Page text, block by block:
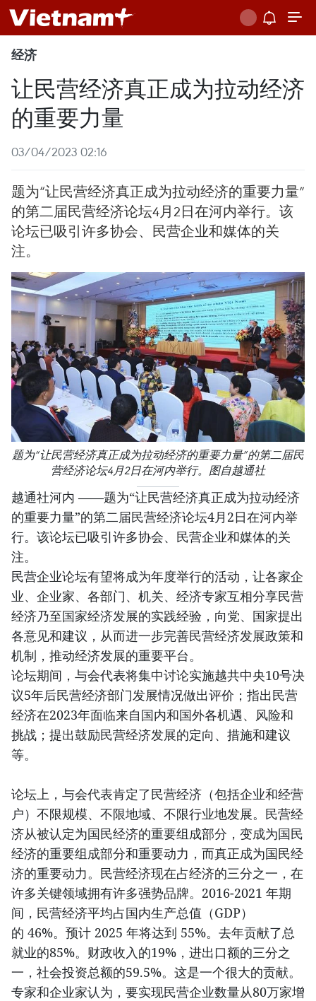
经济
让民营经济真正成为拉动经济
的重要力量
03/04/2023 02:16
题为“让民营经济真正成为拉动经济的重要力量”
的第二届民营经济论坛4月2日在河内举行。该
论坛已吸引许多协会、民营企业和媒体的关
注。
题为“让民营经济真正成为拉动经济的重要力量”的第二届民
营经济论坛4月2日在河内举行。图自越通社
越通社河内 ——题为“让民营经济真正成为拉动经济
的重要力量”的第二届民营经济论坛4月2日在河内举
行。该论坛已吸引许多协会、民营企业和媒体的关
注。
民营企业论坛有望将成为年度举行的活动，让各家企
业、企业家、各部门、机关、经济专家互相分享民营
经济乃至国家经济发展的实践经验，向党、国家提出
各意见和建议，从而进一步完善民营经济发展政策和
机制，推动经济发展的重要平台。
论坛期间，与会代表将集中讨论实施越共中央10号决
议5年后民营经济部门发展情况做出评价；指出民营
经济在2023年面临来自国内和国外各机遇、风险和
挑战；提出鼓励民营经济发展的定向、措施和建议
等。
论坛上，与会代表肯定了民营经济（包括企业和经营
户）不限规模、不限地域、不限行业地发展。民营经
济从被认定为国民经济的重要组成部分，变成为国民
经济的重要组成部分和重要动力，而真正成为国民经
济的重要动力。民营经济现在占经济的三分之一，在
许多关键领域拥有许多强势品牌。2016-2021 年期
间，民营经济平均占国内生产总值（GDP）
的 46%。预计 2025 年将达到 55%。去年贡献了总
就业的85%。财政收入的19%，进出口额的三分之
一，社会投资总额的59.5%。这是一个很大的贡献。
专家和企业家认为，要实现民营企业数量从80万家增